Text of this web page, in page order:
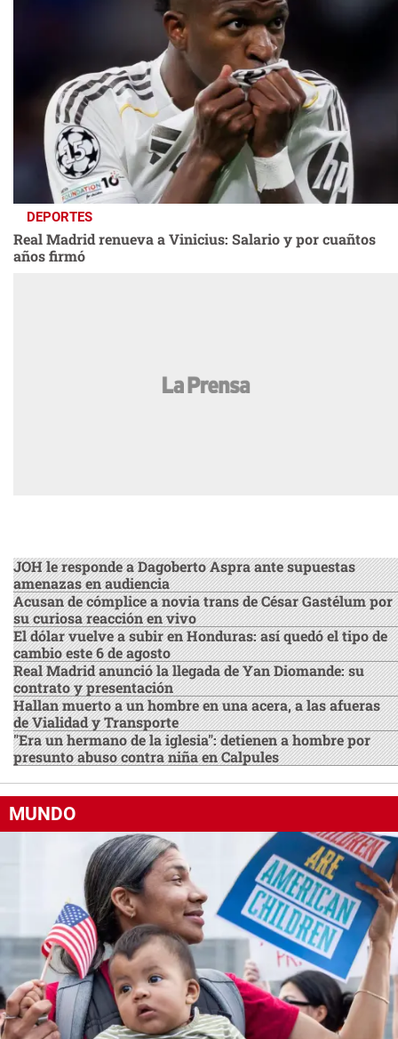
DEPORTES
Real Madrid renueva a Vinicius: Salario y por cuañtos
años firmó
JOH le responde a Dagoberto Aspra ante supuestas
amenazas en audiencia
Acusan de cómplice a novia trans de César Gastélum por
su curiosa reacción en vivo
El dólar vuelve a subir en Honduras: así quedó el tipo de
cambio este 6 de agosto
Real Madrid anunció la llegada de Yan Diomande: su
contrato y presentación
Hallan muerto a un hombre en una acera, a las afueras
de Vialidad y Transporte
"Era un hermano de la iglesia": detienen a hombre por
presunto abuso contra niña en Calpules
MUNDO